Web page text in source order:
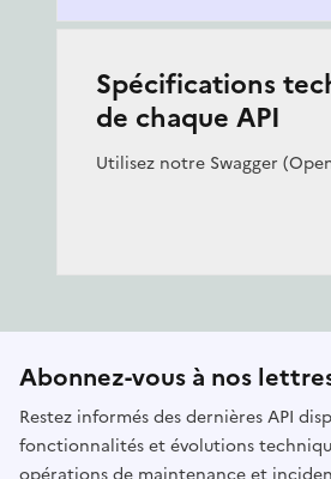
Spécifications
de chaque API
Utilisez notre Swagger (
Abonnez-vous à nos
Restez informés des dernières API
fonctionnalités et évolutions